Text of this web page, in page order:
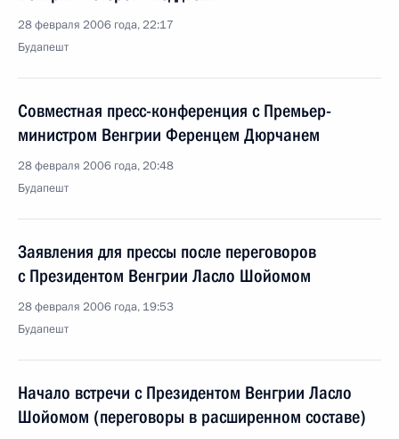
28 февраля 2006 года, 22:17
Будапешт
Совместная пресс-конференция с Премьер-
министром Венгрии Ференцем Дюрчанем
28 февраля 2006 года, 20:48
Будапешт
Заявления для прессы после переговоров
с Президентом Венгрии Ласло Шойомом
28 февраля 2006 года, 19:53
Будапешт
Начало встречи с Президентом Венгрии Ласло
Шойомом (переговоры в расширенном составе)